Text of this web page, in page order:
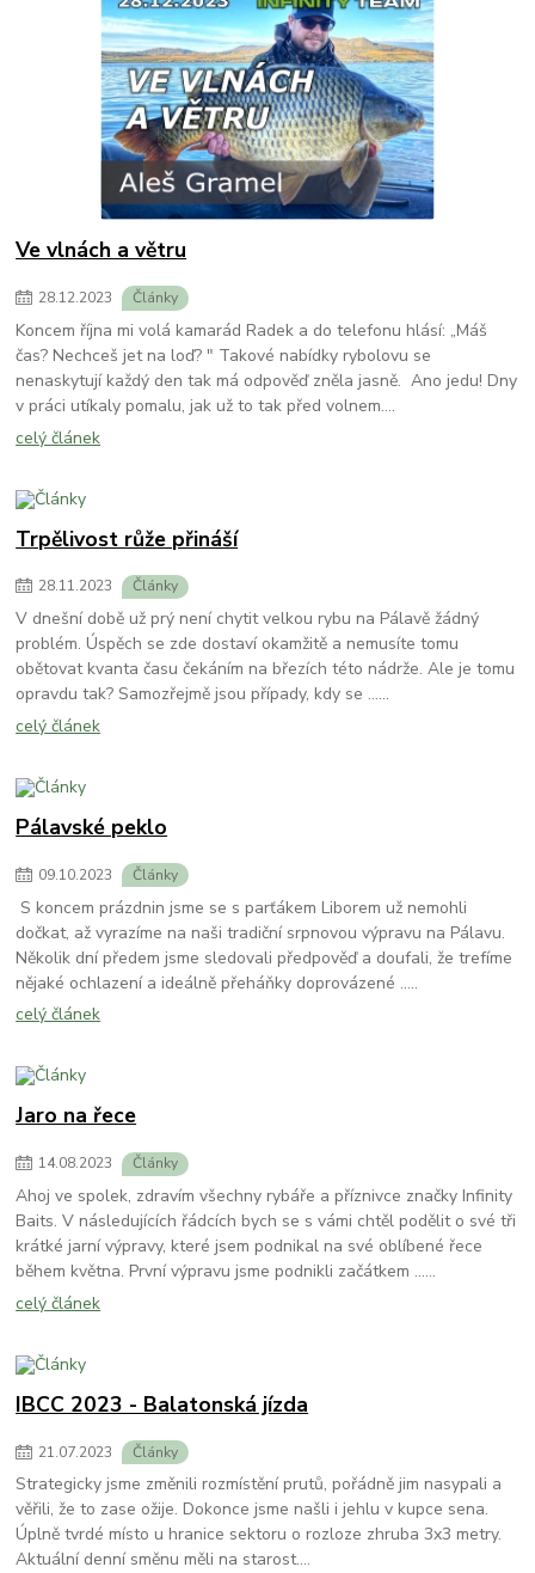
Ve vlnách a větru
28.12.2023 Články
Koncem října mi volá kamarád Radek a do telefonu hlásí: „Máš
čas? Nechceš jet na loď? " Takové nabídky rybolovu se
nenaskytují každý den tak má odpověď zněla jasně. Ano jedu! Dny
v práci utíkaly pomalu, jak už to tak před volnem....
celý článek
Trpělivost růže přináší
28.11.2023 Články
V dnešní době už prý není chytit velkou rybu na Pálavě žádný
problém. Úspěch se zde dostaví okamžitě a nemusíte tomu
obětovat kvanta času čekáním na březích této nádrže. Ale je tomu
opravdu tak? Samozřejmě jsou případy, kdy se ......
celý článek
Pálavské peklo
09.10.2023 Články
S koncem prázdnin jsme se s parťákem Liborem už nemohli
dočkat, až vyrazíme na naši tradiční srpnovou výpravu na Pálavu.
Několik dní předem jsme sledovali předpověď a doufali, že trefíme
nějaké ochlazení a ideálně přeháňky doprovázené .....
celý článek
Jaro na řece
14.08.2023 Články
Ahoj ve spolek, zdravím všechny rybáře a příznivce značky Infinity
Baits. V následujících řádcích bych se s vámi chtěl podělit o své tři
krátké jarní výpravy, které jsem podnikal na své oblíbené řece
během května. První výpravu jsme podnikli začátkem ......
celý článek
IBCC 2023 - Balatonská jízda
21.07.2023 Články
Strategicky jsme změnili rozmístění prutů, pořádně jim nasypali a
věřili, že to zase ožije. Dokonce jsme našli i jehlu v kupce sena.
Úplně tvrdé místo u hranice sektoru o rozloze zhruba 3x3 metry.
Aktuální denní směnu měli na starost....